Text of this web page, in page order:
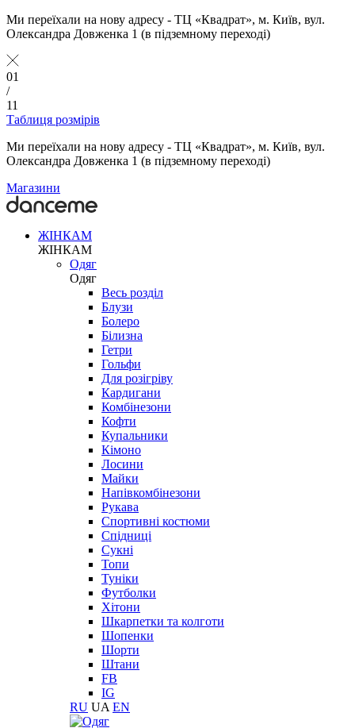
Ми переїхали на нову адресу - ТЦ «Квадрат», м. Київ, вул.
Олександра Довженка 1 (в підземному переході)
01
/
11
Таблиця розмірів
Ми переїхали на нову адресу - ТЦ «Квадрат», м. Київ, вул.
Олександра Довженка 1 (в підземному переході)
Магазини
ЖІНКАМ
ЖІНКАМ
Одяг
Одяг
Весь розділ
Блузи
Болеро
Білизна
Гетри
Гольфи
Для розігріву
Кардигани
Комбінезони
Кофти
Купальники
Кімоно
Лосини
Майки
Напівкомбінезони
Рукава
Спортивні костюми
Спідниці
Сукні
Топи
Туніки
Футболки
Хітони
Шкарпетки та колготи
Шопенки
Шорти
Штани
FB
IG
RU UA EN